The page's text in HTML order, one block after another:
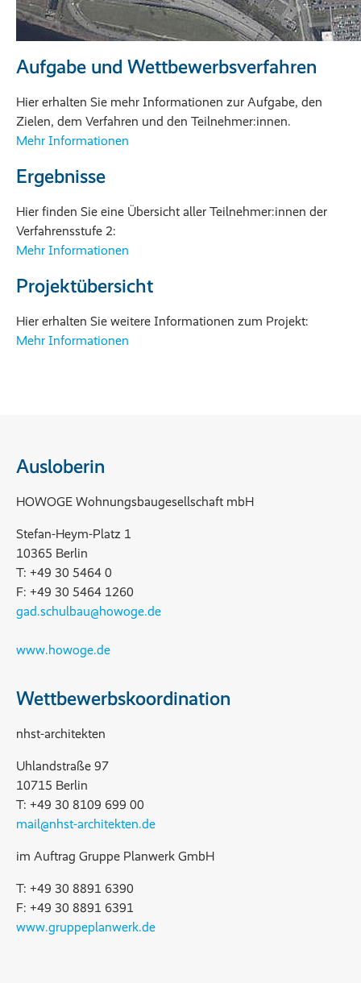
Aufgabe und Wettbewerbsverfahren
Hier erhalten Sie mehr Informationen zur Aufgabe, den
Zielen, dem Verfahren und den Teilnehmer:innen.
Mehr Informationen
Ergebnisse
Hier finden Sie eine Übersicht aller Teilnehmer:innen der
Verfahrensstufe 2:
Mehr Informationen
Projektübersicht
Hier erhalten Sie weitere Informationen zum Projekt:
Mehr Informationen
Ausloberin
HOWOGE Wohnungsbaugesellschaft mbH
Stefan-Heym-Platz 1
10365 Berlin
T: +49 30 5464 0
F: +49 30 5464 1260
gad.schulbau@howoge.de
www.howoge.de
Wettbewerbskoordination
nhst-architekten
Uhlandstraße 97
10715 Berlin
T: +49 30 8109 699 00
mail@nhst-architekten.de
im Auftrag Gruppe Planwerk GmbH
T: +49 30 8891 6390
F: +49 30 8891 6391
www.gruppeplanwerk.de